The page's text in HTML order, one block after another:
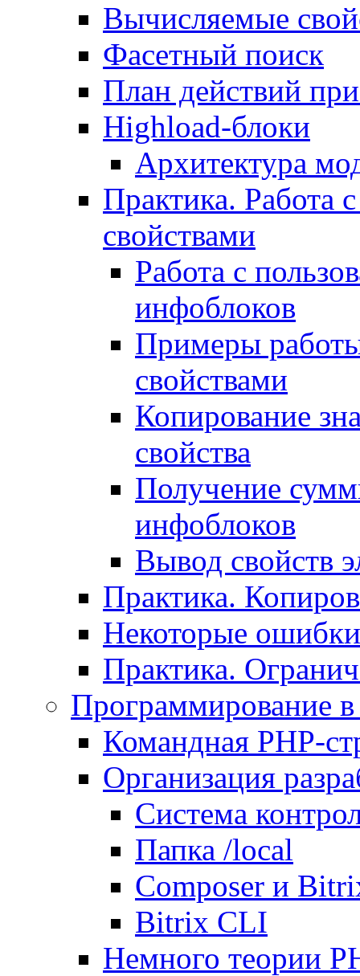
Вычисляемые
Фасетный поиск
План действий
Highload-блоки
Архитектура
Практика. Работа
свойствами
Работа с
инфоблоков
Примеры
свойствами
Копирование
свойства
Получение
инфоблоков
Вывод свойств
Практика.
Некоторые
Практика.
Программирование
Командная PHP-
Организация
Система
Папка /local
Composer и
Bitrix CLI
Немного теории